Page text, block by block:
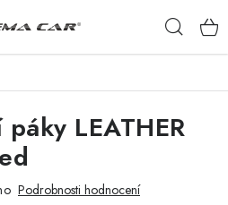
LEATHER
Podrobnosti hodnocení